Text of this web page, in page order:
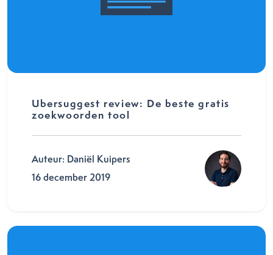
Ubersuggest review: De beste gratis
zoekwoorden tool
Auteur: Daniël Kuipers
16 december 2019